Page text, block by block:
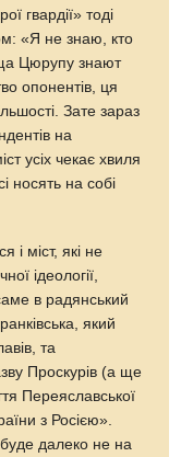
гвардії» тоді
«Я не знаю, кто
Цюрупу знают
опонентів, ця
Зате зараз
на
усіх чекає хвиля
носять на собі
і міст, які не
ідеології,
в радянський
який
та
Проскурів (а ще
Переяславської
з Росією».
далеко не на